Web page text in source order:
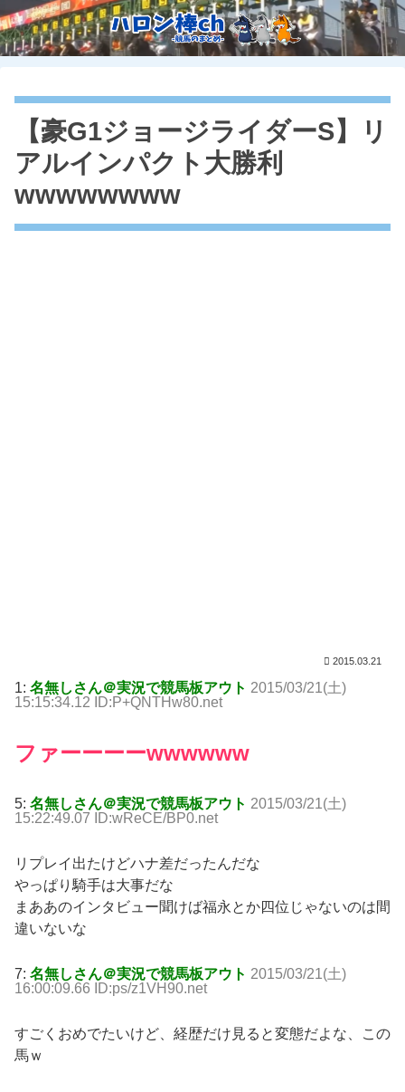
【豪G1ジョージライダーS】リ
アルインパクト大勝利
wwwwwwww
2015.03.21
1: 名無しさん＠実況で競馬板アウト 2015/03/21(土)
15:15:34.12 ID:P+QNTHw80.net
ファーーーーwwwwww
5: 名無しさん＠実況で競馬板アウト 2015/03/21(土)
15:22:49.07 ID:wReCE/BP0.net
リプレイ出たけどハナ差だったんだな
やっぱり騎手は大事だな
まああのインタビュー聞けば福永とか四位じゃないのは間
違いないな
7: 名無しさん＠実況で競馬板アウト 2015/03/21(土)
16:00:09.66 ID:ps/z1VH90.net
すごくおめでたいけど、経歴だけ見ると変態だよな、この
馬ｗ